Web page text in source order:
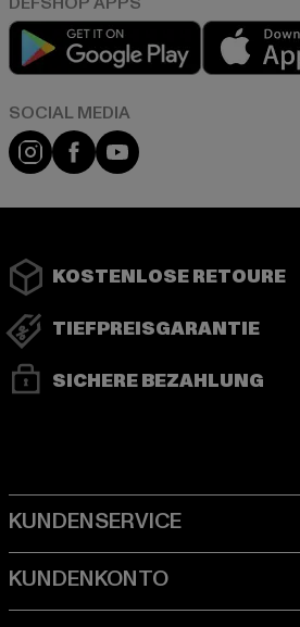
Play market
Instagram
FacebookYouTube
KOSTENLOSE RETOURE
TIEFPREISGARANTIE
SICHERE BEZAHLUNG